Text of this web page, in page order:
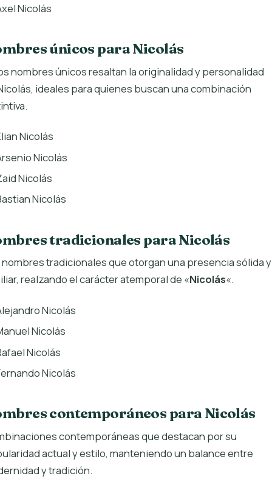
Nicolás
únicos para Nicolás
nombres únicos resaltan la originalidad y personalidad
ideales para quienes buscan una combinación
Nicolás
Nicolás
Nicolás
Nicolás
tradicionales para Nicolás
nombres tradicionales que otorgan una presencia sólida y
realzando el carácter atemporal de «Nicolás«.
Nicolás
Nicolás
Nicolás
Nicolás
contemporáneos para Nicolás
contemporáneas que destacan por su
actual y estilo, manteniendo un balance entre
y tradición.